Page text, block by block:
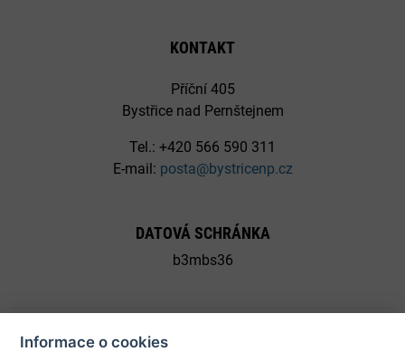
Informace o cookies
KONTAKT
Příční 405
Bystřice nad Pernštejnem
Tel.: +420 566 590 311
E-mail: posta@bystricenp.cz
DATOVÁ SCHRÁNKA
b3mbs36